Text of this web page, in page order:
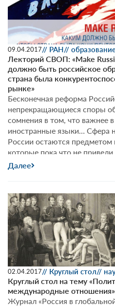
09.04.2017// РАН//
Лекторий СВОП: «Make
должно быть российское
страна была
рынке»
Бесконечная реформа
непрекращающиеся споры
сомнения в том, что важнее
иностранные языки… Сфера
России остаются предметом
которые пока что не
созданию устремленной в
Далее
02.04.2017// Круглый стол//
Круглый стол на тему
международные отношения»
Журнал «Россия в